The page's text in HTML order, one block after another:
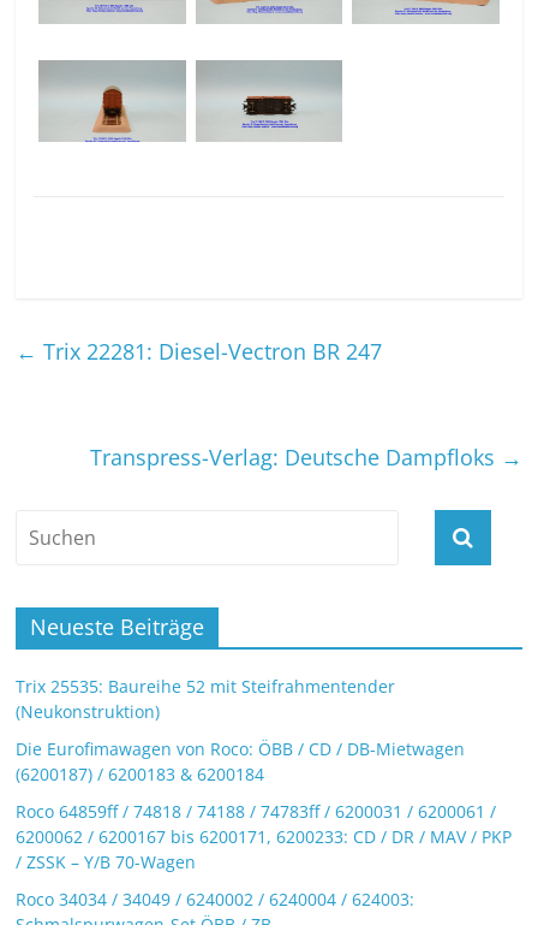
← Trix 22281: Diesel-Vectron BR 247
Transpress-Verlag: Deutsche Dampfloks →
Neueste Beiträge
Trix 25535: Baureihe 52 mit Steifrahmentender
(Neukonstruktion)
Die Eurofimawagen von Roco: ÖBB / CD / DB-Mietwagen
(6200187) / 6200183 & 6200184
Roco 64859ff / 74818 / 74188 / 74783ff / 6200031 / 6200061 /
6200062 / 6200167 bis 6200171, 6200233: CD / DR / MAV / PKP
/ ZSSK – Y/B 70-Wagen
Roco 34034 / 34049 / 6240002 / 6240004 / 624003: